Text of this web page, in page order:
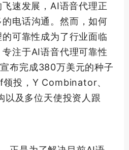
速发展，AI语音代理正
电话沟通。然而，如何
可靠性成为了行业面临
注于AI语音代理可靠性
布完成380万美元的种子
投，Y Combinator、
以及多位天使投资人跟